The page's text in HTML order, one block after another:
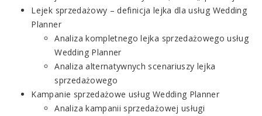
Lejek sprzedażowy – definicja lejka dla usług Wedding
Planner
Analiza kompletnego lejka sprzedażowego usług
Wedding Planner
Analiza alternatywnych scenariuszy lejka
sprzedażowego
Kampanie sprzedażowe usług Wedding Planner
Analiza kampanii sprzedażowej usługi